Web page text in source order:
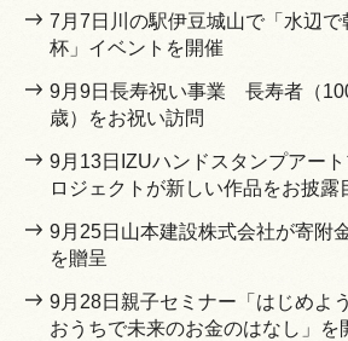
7月7日川の駅伊豆城山で「水辺で
杯」イベントを開催
9月9日長寿祝い事業 長寿者（
歳）をお祝い訪問
9月13日IZUハンドスタンプアー
ロジェクトが新しい作品をお披露
9月25日山本建設株式会社が寄附
を贈呈
9月28日親子セミナー「はじめよ
おうちで未来のお金のはなし」を